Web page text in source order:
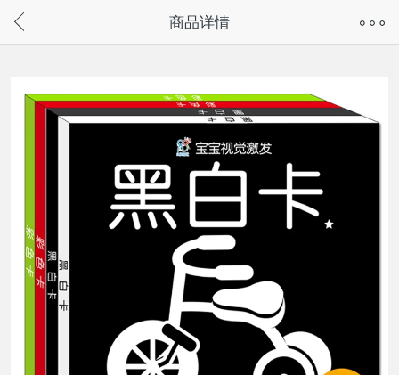
请通过微信或支付宝搜“奇兔客小程序”访问
商品详情